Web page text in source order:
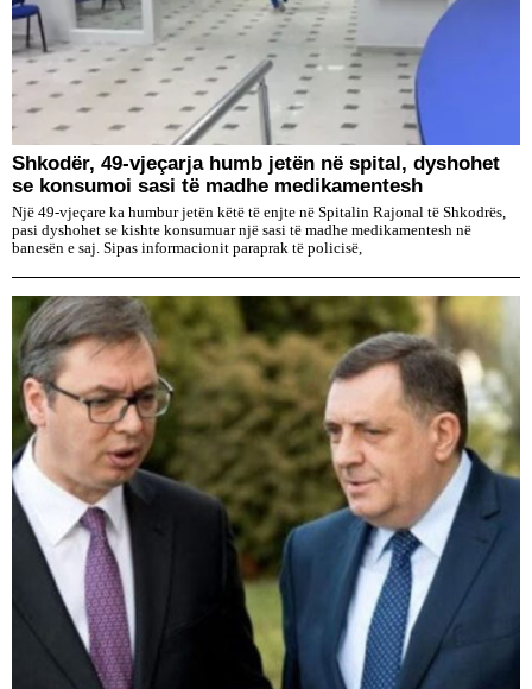
Shkodër, 49-vjeçarja humb jetën në spital, dyshohet
se konsumoi sasi të madhe medikamentesh
Një 49-vjeçare ka humbur jetën këtë të enjte në Spitalin Rajonal të Shkodrës,
pasi dyshohet se kishte konsumuar një sasi të madhe medikamentesh në
banesën e saj. Sipas informacionit paraprak të policisë,